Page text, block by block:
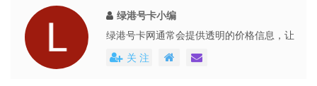
套餐优惠限时开放，数量有限，办完即止；
绿港号卡小编
绿港号卡网通常会提供透明的价格信息，让
用户能够清楚地了解到每个号卡套餐的具体
费用。这些平台还会不定期地推出各种优惠
关 注